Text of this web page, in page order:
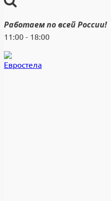
Работаем по всей России!
11:00 - 18:00